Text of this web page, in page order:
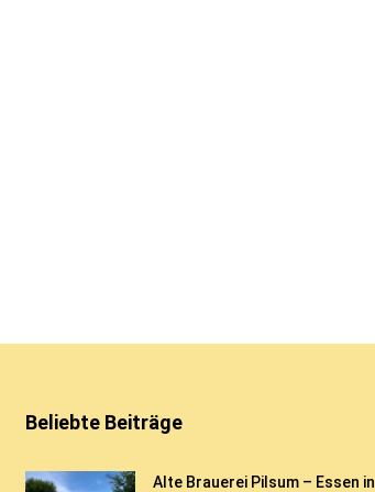
Beliebte Beiträge
Alte Brauerei Pilsum – Essen in